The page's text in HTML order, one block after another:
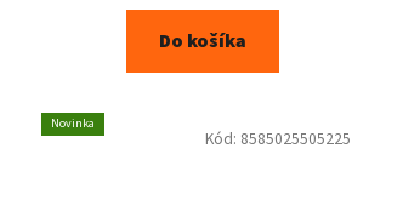
Do košíka
Novinka
Kód: 8585025505225